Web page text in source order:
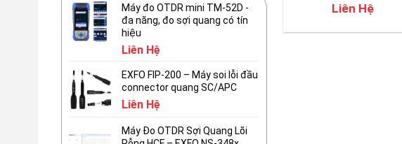
Máy đo OTDR mini TM-52D -
đa năng, đo sợi quang có tín
hiệu
Liên Hệ
EXFO FIP-200 – Máy soi lỗi đầu
connector quang SC/APC
Liên Hệ
Máy Đo OTDR Sợi Quang Lõi
Liên Hệ